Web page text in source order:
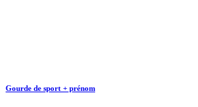
Gourde de sport + prénom